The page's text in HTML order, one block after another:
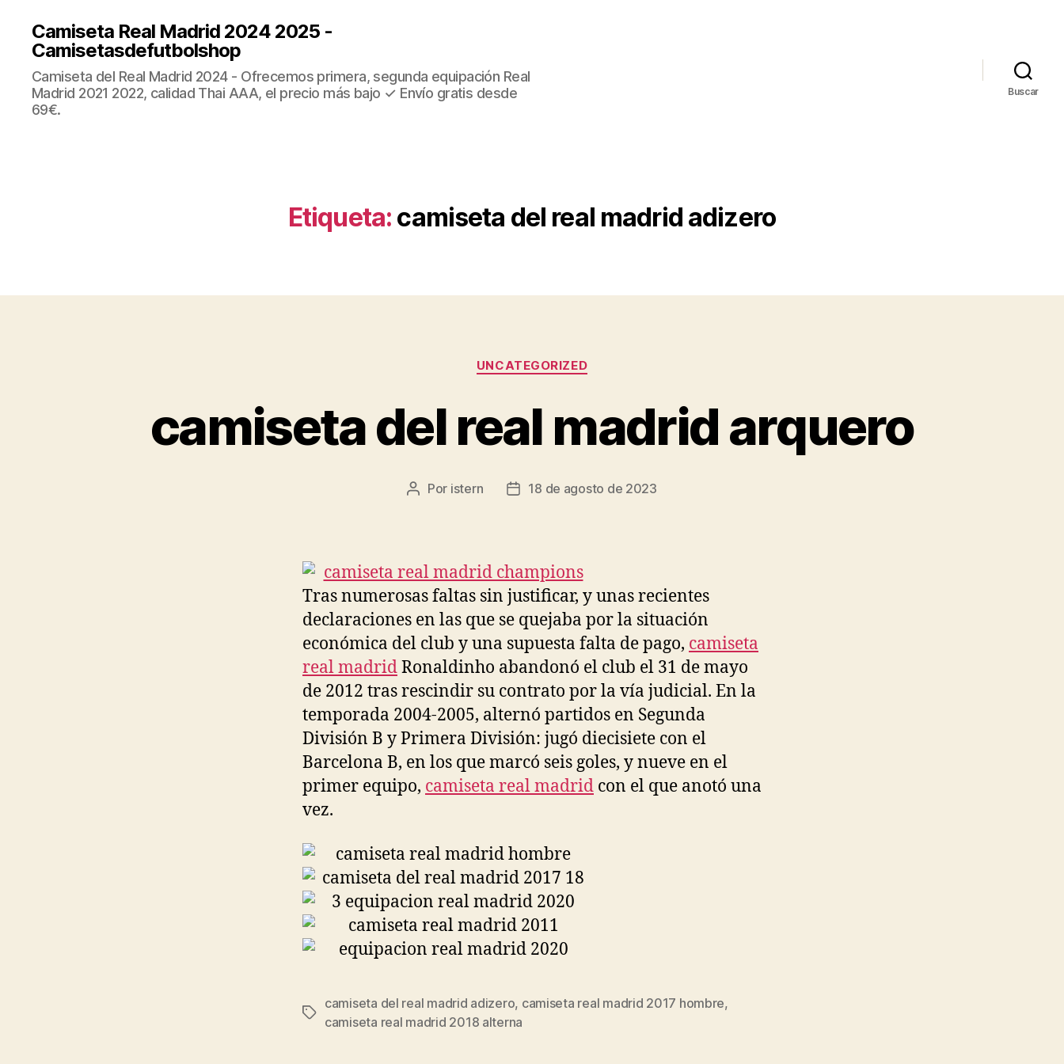
Camiseta Real Madrid 2024 2025 -
Camisetasdefutbolshop
Camiseta del Real Madrid 2024 - Ofrecemos primera, segunda equipación Real
Madrid 2021 2022, calidad Thai AAA, el precio más bajo ✓ Envío gratis desde
69€.
Buscar
Etiqueta: camiseta del real madrid adizero
Categorías
UNCATEGORIZED
camiseta del real madrid arquero
Autor
Por istern
Fecha18 de agosto de 2023
Tras numerosas faltas sin justificar, y unas recientes
declaraciones en las que se quejaba por la situación
económica del club y una supuesta falta de pago, camiseta
real madridRonaldinho abandonó el club el 31 de mayo
de 2012 tras rescindir su contrato por la vía judicial. En la
temporada 2004-2005, alternó partidos en Segunda
División B y Primera División: jugó diecisiete con el
Barcelona B, en los que marcó seis goles, y nueve en el
primer equipo, camiseta real madrid con el que anotó una
vez.
Etiquetas
camiseta del real madrid adizero, camiseta real madrid 2017 hombre,
camiseta real madrid 2018 alterna